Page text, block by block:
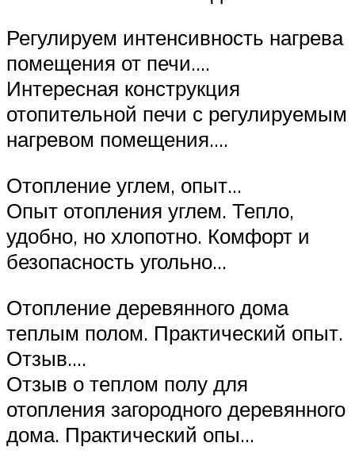
Регулируем интенсивность нагрева
помещения от печи….
Интересная конструкция
отопительной печи с регулируемым
нагревом помещения….
Отопление углем, опыт…
Опыт отопления углем. Тепло,
удобно, но хлопотно. Комфорт и
безопасность угольно…
Отопление деревянного дома
теплым полом. Практический опыт.
Отзыв….
Отзыв о теплом полу для
отопления загородного деревянного
дома. Практический опы…